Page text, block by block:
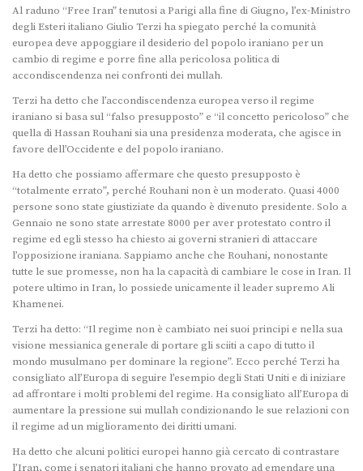
Al raduno “Free Iran” tenutosi a Parigi alla fine di Giugno, l’ex-Ministro
degli Esteri italiano Giulio Terzi ha spiegato perché la comunità
europea deve appoggiare il desiderio del popolo iraniano per un
cambio di regime e porre fine alla pericolosa politica di
accondiscendenza nei confronti dei mullah.
Terzi ha detto che l’accondiscendenza europea verso il regime
iraniano si basa sul “falso presupposto” e “il concetto pericoloso” che
quella di Hassan Rouhani sia una presidenza moderata, che agisce in
favore dell’Occidente e del popolo iraniano.
Ha detto che possiamo affermare che questo presupposto è
“totalmente errato”, perché Rouhani non è un moderato. Quasi 4000
persone sono state giustiziate da quando è divenuto presidente. Solo a
Gennaio ne sono state arrestate 8000 per aver protestato contro il
regime ed egli stesso ha chiesto ai governi stranieri di attaccare
l’opposizione iraniana. Sappiamo anche che Rouhani, nonostante
tutte le sue promesse, non ha la capacità di cambiare le cose in Iran. Il
potere ultimo in Iran, lo possiede unicamente il leader supremo Ali
Khamenei.
Terzi ha detto: “Il regime non è cambiato nei suoi principi e nella sua
visione messianica generale di portare gli sciiti a capo di tutto il
mondo musulmano per dominare la regione”. Ecco perché Terzi ha
consigliato all’Europa di seguire l’esempio degli Stati Uniti e di iniziare
ad affrontare i molti problemi del regime. Ha consigliato all’Europa di
aumentare la pressione sui mullah condizionando le sue relazioni con
il regime ad un miglioramento dei diritti umani.
Ha detto che alcuni politici europei hanno già cercato di contrastare
l’Iran, come i senatori italiani che hanno provato ad emendare una